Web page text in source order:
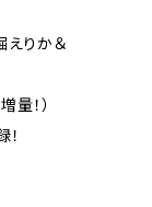
りか＆
！）